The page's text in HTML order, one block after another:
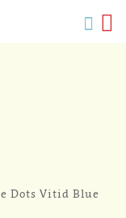
Zoek
Dots Vitid Blue